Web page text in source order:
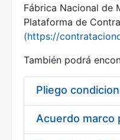
Mostrar/Ocultar
Mostrar/Ocultar
Mostrar/Ocultar
Fábrica Nacional de
Plataforma de
(https://
También podrá
Pliego
Acuerdo marco